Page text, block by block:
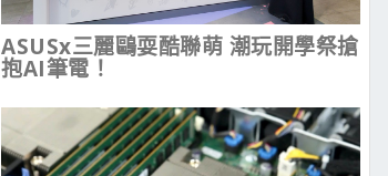
ASUSx三麗鷗耍酷聯萌 潮玩開學祭搶
抱AI筆電！